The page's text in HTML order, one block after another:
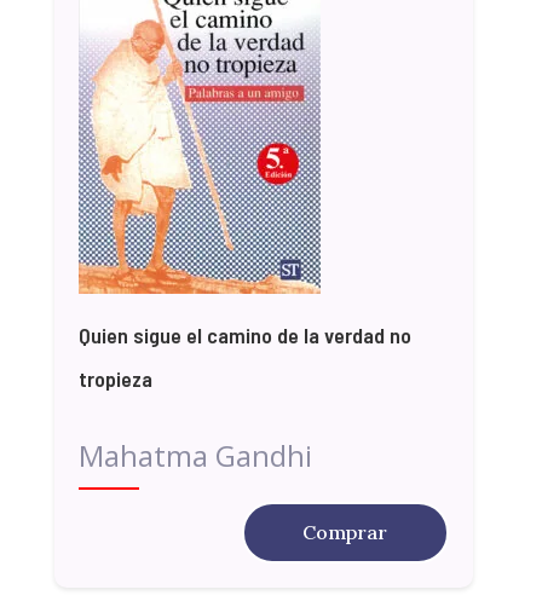
Quien sigue el camino de la verdad no
tropieza
Mahatma Gandhi
Comprar